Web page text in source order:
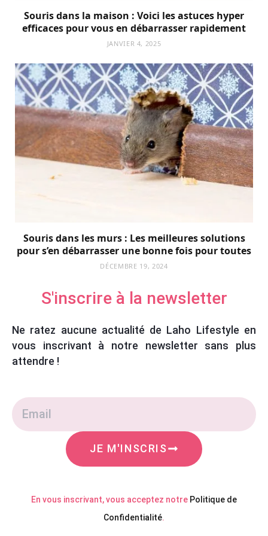
Souris dans la maison : Voici les astuces hyper
efficaces pour vous en débarrasser rapidement
JANVIER 4, 2025
Souris dans les murs : Les meilleures solutions
pour s’en débarrasser une bonne fois pour toutes
DÉCEMBRE 19, 2024
S'inscrire à la newsletter
Ne ratez aucune actualité de Laho Lifestyle en
vous inscrivant à notre newsletter sans plus
attendre !
JE M'INSCRIS
En vous inscrivant, vous acceptez notre Politique de
Confidentialité.